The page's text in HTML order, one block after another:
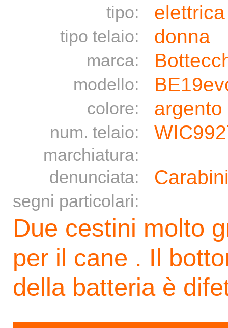
tipo: elettrica
tipo telaio: donna
marca:
modello:
colore:
num. telaio:
marchiatura:
denunciata:
segni particolari:
Due cestini molto
per il cane . Il
della batteria è